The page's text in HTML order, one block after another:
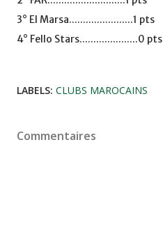
3° El Marsa.......................1 pts
4° Fello Stars.....................0 pts
LABELS: CLUBS MAROCAINS
Commentaires